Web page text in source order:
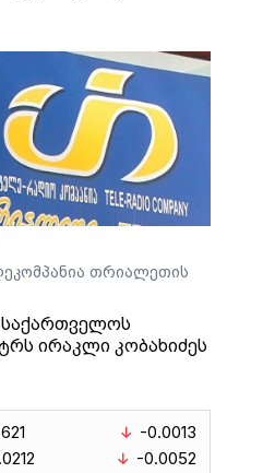
თრიალეთის
ირაკლი კობახიძეს
-0.0013
-0.0052